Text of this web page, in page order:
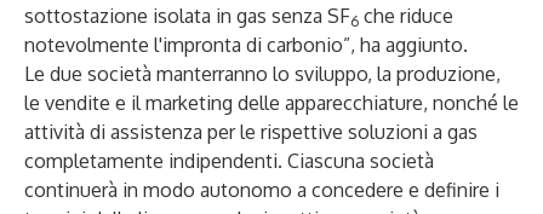
sottostazione isolata in gas senza SF6 che riduce
notevolmente l'impronta di carbonio”, ha aggiunto.
Le due società manterranno lo sviluppo, la produzione,
le vendite e il marketing delle apparecchiature, nonché le
attività di assistenza per le rispettive soluzioni a gas
completamente indipendenti. Ciascuna società
continuerà in modo autonomo a concedere e definire i